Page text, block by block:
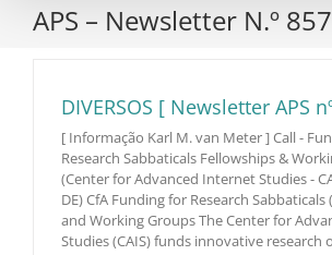
APS – Newsletter N.º 857
DIVERSOS [ Newsletter APS
[ Informação Karl M. van Meter ] Call -
Research Sabbaticals Fellowships &
(Center for Advanced Internet Studies -
DE) CfA Funding for Research Sabbaticals
and Working Groups The Center for
Studies (CAIS) funds innovative research